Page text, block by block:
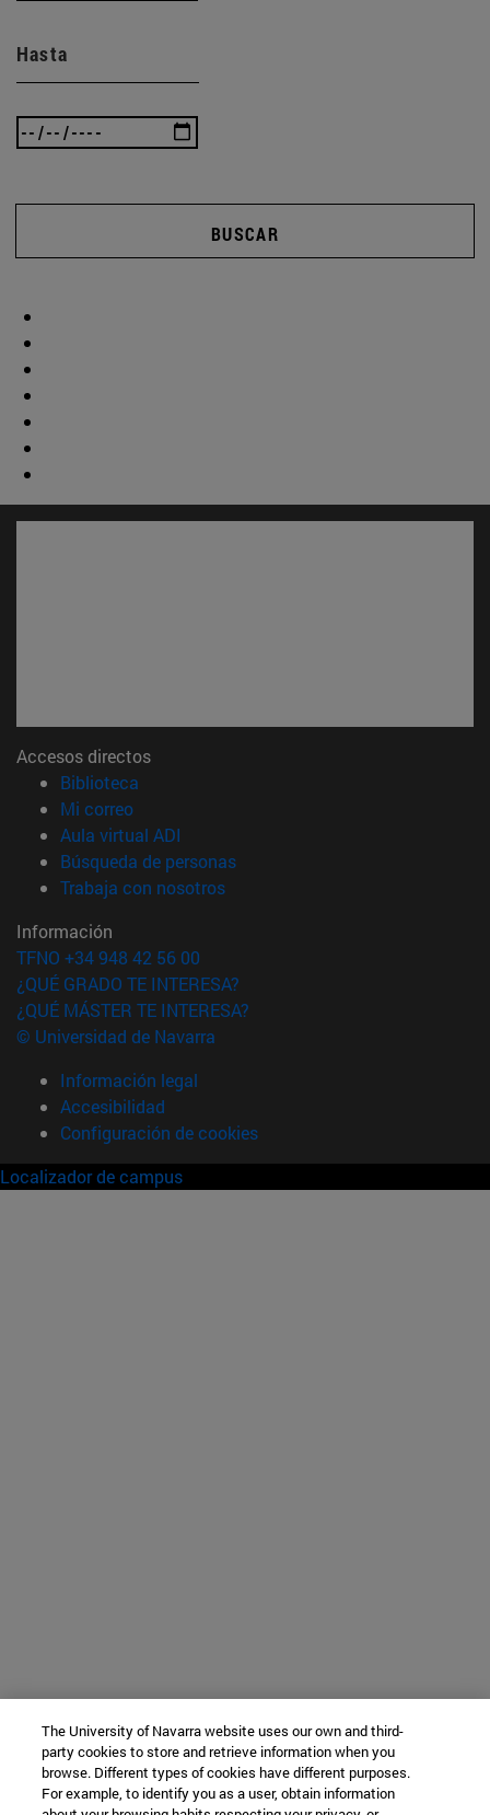
Hasta
BUSCAR
Accesos directos
Biblioteca
Mi correo(abre en nueva ventana)
Aula virtual ADI
Búsqueda de personas(abre en nueva ventana)
Trabaja con nosotros(abre en nueva ventana)
Información
TFNO +34 948 42 56 00
¿QUÉ GRADO TE INTERESA?
¿QUÉ MÁSTER TE INTERESA?
© Universidad de Navarra
Información legal
Accesibilidad
Configuración de cookies
Localizador de campus
The University of Navarra website uses our own and third-
party cookies to store and retrieve information when you
browse. Different types of cookies have different purposes.
For example, to identify you as a user, obtain information